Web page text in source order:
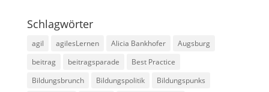
Schlagwörter
agil agilesLernen Alicia Bankhofer
Augsburg
beitrag
beitragsparade
Best Practice
Bildungsbrunch
Bildungspolitik
Bildungspunks